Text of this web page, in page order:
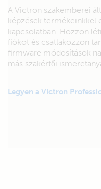
A Victron szakemberei
képzések termékeinkkel
kapcsolatban. Hozzon
fiókot és csatlakozzon
firmware módosítások
más szakértői
Legyen a Victron